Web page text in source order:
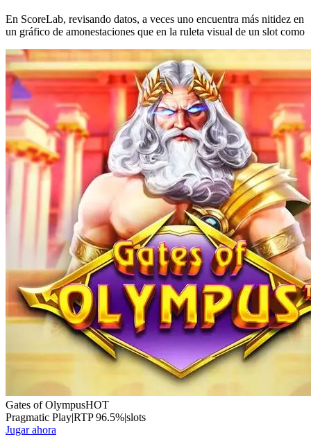
En ScoreLab, revisando datos, a veces uno encuentra más nitidez en
un gráfico de amonestaciones que en la ruleta visual de un slot como
Gates of OlympusHOT
Pragmatic Play|RTP96.5%|slots
Jugar ahora